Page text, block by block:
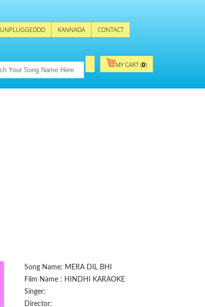
UNPLUGGEDDD KANNADA
CONTACT
MY CART (0)
Song Name: MERA DIL BHI
Film Name : HINDHI KARAOKE
Singer:
Director: